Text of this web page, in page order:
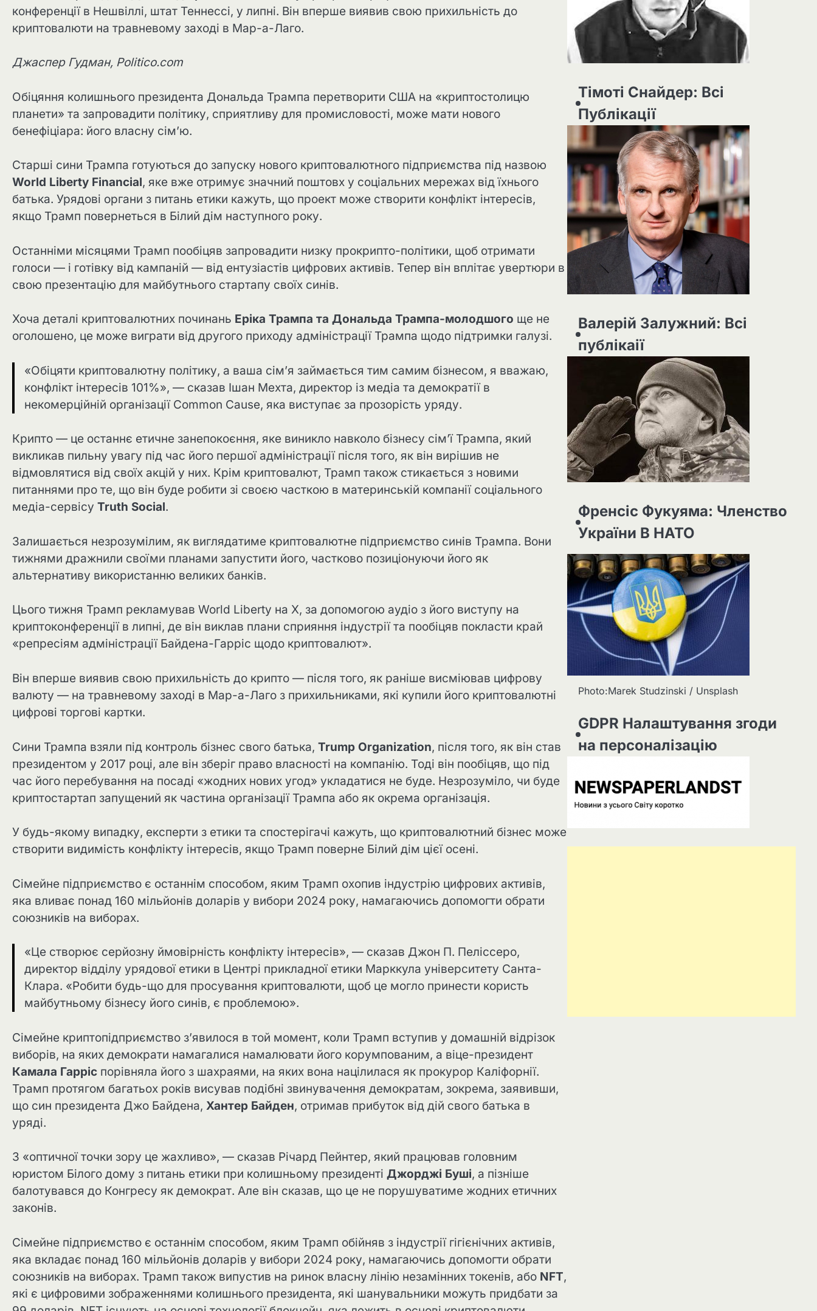
конференції в Нешвіллі, штат Теннессі, у липні. Він вперше виявив свою прихильність до
криптовалюти на травневому заході в Мар-а-Лаго.
Джаспер Гудман, Politico.com
Обіцяння колишнього президента Дональда Трампа перетворити США на «криптостолицю
планети» та запровадити політику, сприятливу для промисловості, може мати нового
бенефіціара: його власну сім’ю.
Старші сини Трампа готуються до запуску нового криптовалютного підприємства під назвою
World Liberty Financial, яке вже отримує значний поштовх у соціальних мережах від їхнього
батька. Урядові органи з питань етики кажуть, що проект може створити конфлікт інтересів,
якщо Трамп повернеться в Білий дім наступного року.
Останніми місяцями Трамп пообіцяв запровадити низку прокрипто-політики, щоб отримати
голоси — і готівку від кампаній — від ентузіастів цифрових активів. Тепер він вплітає увертюри в
свою презентацію для майбутнього стартапу своїх синів.
Хоча деталі криптовалютних починань Еріка Трампа та Дональда Трампа-молодшого ще не
оголошено, це може виграти від другого приходу адміністрації Трампа щодо підтримки галузі.
«Обіцяти криптовалютну політику, а ваша сім’я займається тим самим бізнесом, я вважаю,
конфлікт інтересів 101%», — сказав Ішан Мехта, директор із медіа та демократії в
некомерційній організації Common Cause, яка виступає за прозорість уряду.
Крипто — це останнє етичне занепокоєння, яке виникло навколо бізнесу сім’ї Трампа, який
викликав пильну увагу під час його першої адміністрації після того, як він вирішив не
відмовлятися від своїх акцій у них. Крім криптовалют, Трамп також стикається з новими
питаннями про те, що він буде робити зі своєю часткою в материнській компанії соціального
медіа-сервісу Truth Social.
Залишається незрозумілим, як виглядатиме криптовалютне підприємство синів Трампа. Вони
тижнями дражнили своїми планами запустити його, частково позиціонуючи його як
альтернативу використанню великих банків.
Цього тижня Трамп рекламував World Liberty на X, за допомогою аудіо з його виступу на
криптоконференції в липні, де він виклав плани сприяння індустрії та пообіцяв покласти край
«репресіям адміністрації Байдена-Гарріс щодо криптовалют».
Він вперше виявив свою прихильність до крипто — після того, як раніше висміював цифрову
валюту — на травневому заході в Мар-а-Лаго з прихильниками, які купили його криптовалютні
цифрові торгові картки.
Сини Трампа взяли під контроль бізнес свого батька, Trump Organization, після того, як він став
президентом у 2017 році, але він зберіг право власності на компанію. Тоді він пообіцяв, що під
час його перебування на посаді «жодних нових угод» укладатися не буде. Незрозуміло, чи буде
криптостартап запущений як частина організації Трампа або як окрема організація.
У будь-якому випадку, експерти з етики та спостерігачі кажуть, що криптовалютний бізнес може
створити видимість конфлікту інтересів, якщо Трамп поверне Білий дім цієї осені.
Сімейне підприємство є останнім способом, яким Трамп охопив індустрію цифрових активів,
яка вливає понад 160 мільйонів доларів у вибори 2024 року, намагаючись допомогти обрати
союзників на виборах.
«Це створює серйозну ймовірність конфлікту інтересів», — сказав Джон П. Пеліссеро,
директор відділу урядової етики в Центрі прикладної етики Марккула університету Санта-
Клара. «Робити будь-що для просування криптовалюти, щоб це могло принести користь
майбутньому бізнесу його синів, є проблемою».
Сімейне криптопідприємство з’явилося в той момент, коли Трамп вступив у домашній відрізок
виборів, на яких демократи намагалися намалювати його корумпованим, а віце-президент
Камала Гарріс порівняла його з шахраями, на яких вона націлилася як прокурор Каліфорнії.
Трамп протягом багатьох років висував подібні звинувачення демократам, зокрема, заявивши,
що син президента Джо Байдена, Хантер Байден, отримав прибуток від дій свого батька в
уряді.
З «оптичної точки зору це жахливо», — сказав Річард Пейнтер, який працював головним
юристом Білого дому з питань етики при колишньому президенті Джорджі Буші, а пізніше
балотувався до Конгресу як демократ. Але він сказав, що це не порушуватиме жодних етичних
законів.
Сімейне підприємство є останнім способом, яким Трамп обійняв з індустрії гігієнічних активів,
яка вкладає понад 160 мільйонів доларів у вибори 2024 року, намагаючись допомогти обрати
союзників на виборах. Трамп також випустив на ринок власну лінію незамінних токенів, або NFT,
які є цифровими зображеннями колишнього президента, які шанувальники можуть придбати за
Тімоті Снайдер: Всі
Публікації
Валерій Залужний: Всі
публікаії
Френсіс Фукуяма: Членство
України В НАТО
Photo:Marek Studzinski / Unsplash
GDPR Налаштування згоди
на персоналізацію